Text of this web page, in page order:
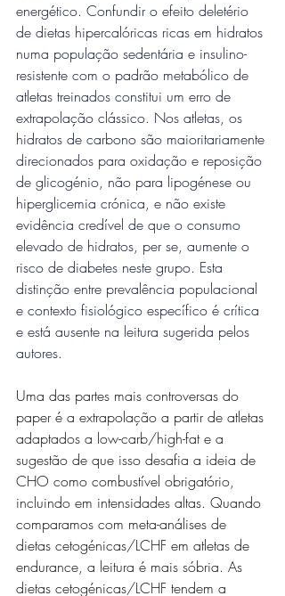
energético. Confundir o efeito deletério
de dietas hipercalóricas ricas em hidratos
numa população sedentária e insulino-
resistente com o padrão metabólico de
atletas treinados constitui um erro de
extrapolação clássico. Nos atletas, os
hidratos de carbono são maioritariamente
direcionados para oxidação e reposição
de glicogénio, não para lipogénese ou
hiperglicemia crónica, e não existe
evidência credível de que o consumo
elevado de hidratos, per se, aumente o
risco de diabetes neste grupo. Esta
distinção entre prevalência populacional
e contexto fisiológico específico é crítica
e está ausente na leitura sugerida pelos
autores.
Uma das partes mais controversas do
paper é a extrapolação a partir de atletas
adaptados a low-carb/high-fat e a
sugestão de que isso desafia a ideia de
CHO como combustível obrigatório,
incluindo em intensidades altas. Quando
comparamos com meta-análises de
dietas cetogénicas/LCHF em atletas de
endurance, a leitura é mais sóbria. As
dietas cetogénicas/LCHF tendem a